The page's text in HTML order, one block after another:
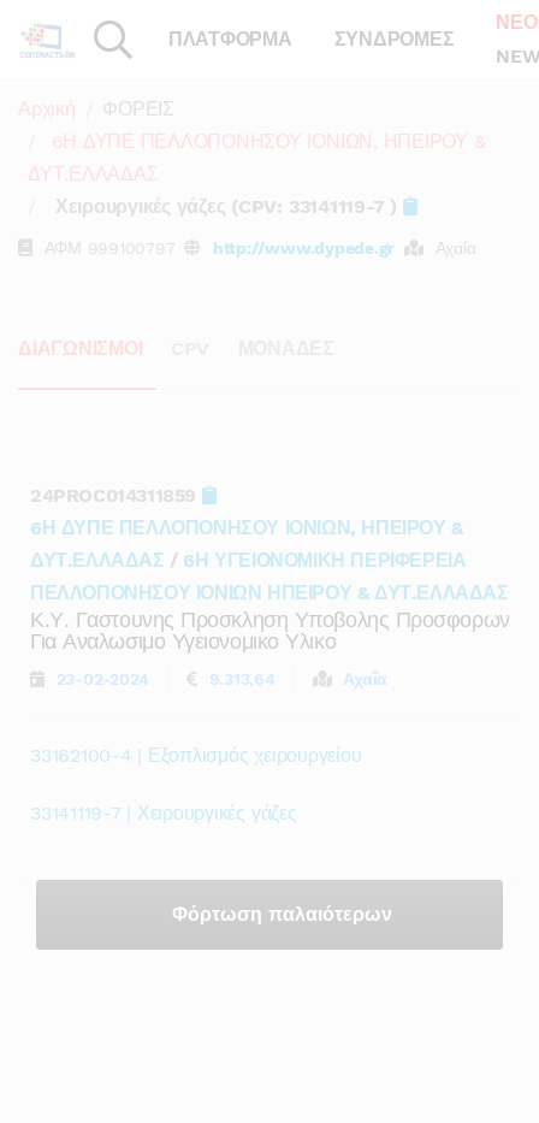
ΠΛΑΤΦΟΡΜΑ ΣΥΝΔΡΟΜΕΣ
Αρχική
ΦΟΡΕΙΣ
6Η ΔΥΠΕ ΠΕΛΛΟΠΟΝΗΣΟΥ ΙΟΝΙΩΝ, ΗΠΕΙΡΟΥ &
ΔΥΤ.ΕΛΛΑΔΑΣ
Χειρουργικές γάζες (CPV: 33141119-7 )
ΑΦΜ 999100797 http://www.dypede.gr Αχαΐα
ΔΙΑΓΩΝΙΣΜΟΙ
24PROC014311859
6Η ΔΥΠΕ ΠΕΛΛΟΠΟΝΗΣΟΥ ΙΟΝΙΩΝ, ΗΠΕΙΡΟΥ &
ΔΥΤ.ΕΛΛΑΔΑΣ / 6Η ΥΓΕΙΟΝΟΜΙΚΗ ΠΕΡΙΦΕΡΕΙΑ
ΠΕΛΛΟΠΟΝΗΣΟΥ ΙΟΝΙΩΝ ΗΠΕΙΡΟΥ & ΔΥΤ.ΕΛΛΑΔΑΣ
Κ.υ. Γαστουνης Προσκληση Υποβολης Προσφορων
Για Αναλωσιμο Υγειονομικο Υλικο
23-02-2024 9.313,64 Αχαΐα
33162100-4 | Εξοπλισμός χειρουργείου
33141119-7 | Χειρουργικές γάζες
Φόρτωση παλαιότερων